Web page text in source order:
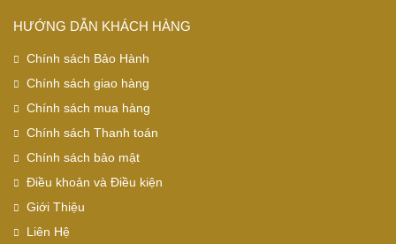
HƯỚNG DẪN KHÁCH HÀNG
Chính sách Bảo Hành
Chính sách giao hàng
Chính sách mua hàng
Chính sách Thanh toán
Chính sách bảo mật
Điều khoản và Điều kiện
Giới Thiệu
Liên Hệ